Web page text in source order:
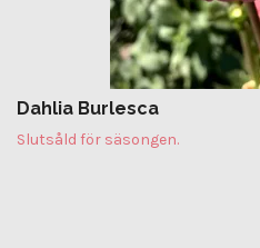
Dahlia Burlesca
Slutsåld för säsongen.